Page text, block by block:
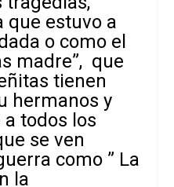
que estuvo a
o como el
madre”, que
tienen
hermanos y
todos los
se ven
como ” La
la